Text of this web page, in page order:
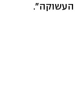
העשוקה".